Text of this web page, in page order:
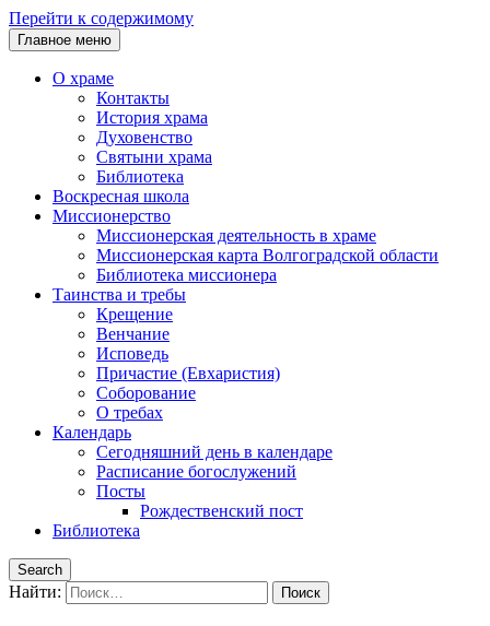
Перейти к содержимому
Главное меню
О храме
Контакты
История храма
Духовенство
Святыни храма
Библиотека
Воскресная школа
Миссионерство
Миссионерская деятельность в храме
Миссионерская карта Волгоградской области
Библиотека миссионера
Таинства и требы
Крещение
Венчание
Исповедь
Причастие (Евхаристия)
Соборование
О требах
Календарь
Сегодняшний день в календаре
Расписание богослужений
Посты
Рождественский пост
Библиотека
Search
Найти: